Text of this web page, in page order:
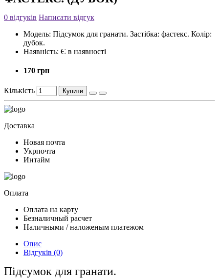
0 відгуків Написати відгук
Модель: Підсумок для гранати. Застібка: фастекс. Колір:
дубок.
Наявність: Є в наявності
170 грн
Кількість Купити
Доставка
Новая почта
Укрпочта
Интайм
Оплата
Оплата на карту
Безналичный расчет
Наличными / наложеным платежом
Опис
Відгуків (0)
Підсумок для гранати.